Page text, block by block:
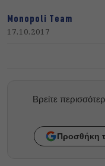
Monopoli Team
17.10.2017
Βρείτε
Προσθήκη